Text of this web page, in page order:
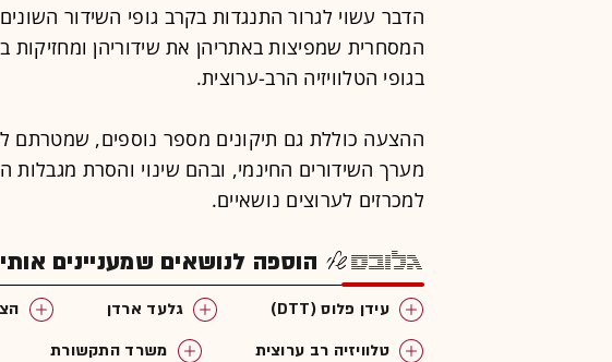
הדבר עשוי לגרור התנגדות בקרב גופי השידור השונים
המסחרית שמפיצות באתריהן את שידוריהן ומחזיקות
בגופי הטלוויזיה הרב-ערוצית.
ההצעה כוללת גם תיקונים מספר נוספים, שמטרתם
מערך השידורים החינמי, ובהם שינוי והסרת מגבלות
למכרזים לערוצים נושאיים.
הוספה לנושאים שמעניינים אותי
עידן פלוס (DTT) גלעד ארדן
טלוויזיה רב ערוצית
משרד התקשורת